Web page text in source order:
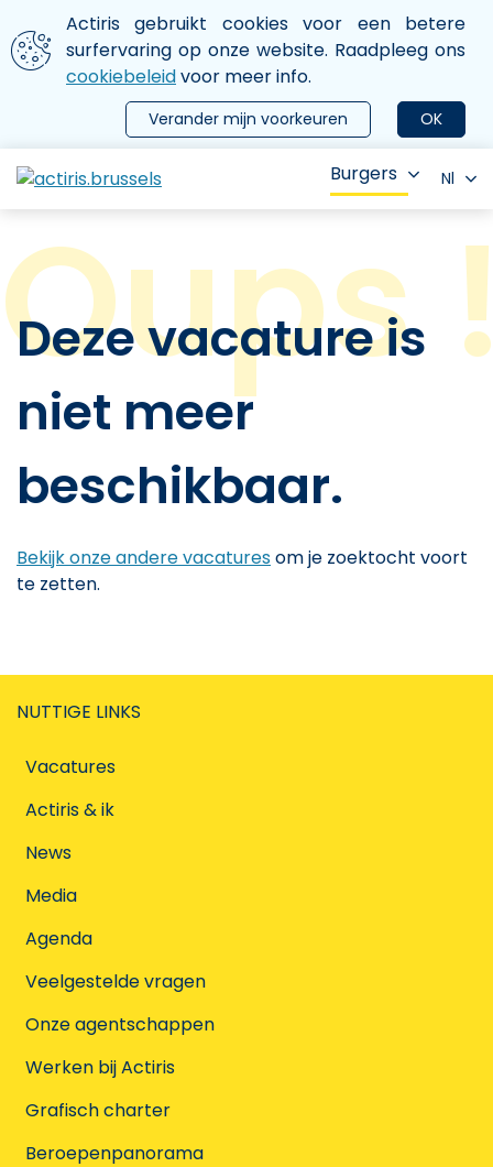
Aller au contenu principal
We gebruiken cookies
Actiris gebruikt cookies voor een betere
surfervaring op onze website. Raadpleeg ons
cookiebeleidvoor meer info.
OK
Verander mijn voorkeuren
le menu
Burgers Nl
Deze vacature is
niet meer
beschikbaar.
Bekijk onze andere vacaturesom je zoektocht voort
te zetten.
NUTTIGE LINKS
Vacatures
Actiris & ik
News
Media
Agenda
Veelgestelde vragen
Onze agentschappen
Werken bij Actiris
Grafisch charter
Beroepenpanorama